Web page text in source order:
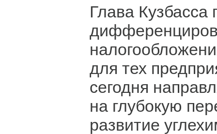
Глава Кузбасса
для тех
сегодня
на глубокую
развитие